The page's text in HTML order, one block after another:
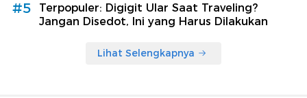
#5
Terpopuler: Digigit Ular Saat Traveling?
Jangan Disedot, Ini yang Harus Dilakukan
Lihat Selengkapnya